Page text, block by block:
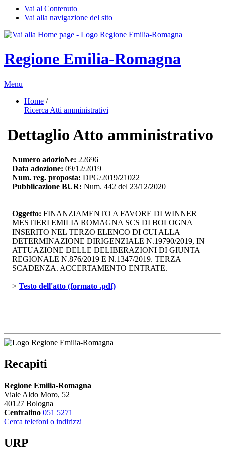
Vai al Contenuto
Vai alla navigazione del sito
Regione Emilia-Romagna
Menu
Home /
Ricerca Atti amministrativi
Dettaglio Atto amministrativo
Numero adozioNe: 22696
Data adozione: 09/12/2019
Num. reg. proposta: DPG/2019/21022
Pubblicazione BUR: Num. 442 del 23/12/2020
Oggetto: FINANZIAMENTO A FAVORE DI WINNER
MESTIERI EMILIA ROMAGNA SCS DI BOLOGNA
INSERITO NEL TERZO ELENCO DI CUI ALLA
DETERMINAZIONE DIRIGENZIALE N.19790/2019, IN
ATTUAZIONE DELLE DELIBERAZIONI DI GIUNTA
REGIONALE N.876/2019 E N.1347/2019. TERZA
SCADENZA. ACCERTAMENTO ENTRATE.
> Testo dell'atto (formato .pdf)
Recapiti
Regione Emilia-Romagna
Viale Aldo Moro, 52
40127 Bologna
Centralino 051 5271
Cerca telefoni o indirizzi
URP